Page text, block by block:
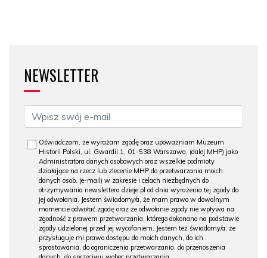
NEWSLETTER
Oświadczam, że wyrażam zgodę oraz upoważniam Muzeum
Historii Polski, ul. Gwardii 1, 01-538 Warszawa, (dalej MHP) jako
Administratora danych osobowych oraz wszelkie podmioty
działające na rzecz lub zlecenie MHP do przetwarzania moich
danych osob. (e-mail) w zakresie i celach niezbędnych do
otrzymywania newslettera dzieje.pl od dnia wyrażenia tej zgody do
jej odwołania. Jestem świadomy/a, że mam prawo w dowolnym
momencie odwołać zgodę oraz że odwołanie zgody nie wpływa na
zgodność z prawem przetwarzania, którego dokonano na podstawie
zgody udzielonej przed jej wycofaniem. Jestem też świadomy/a, że
przysługuje mi prawo dostępu do moich danych, do ich
sprostowania, do ograniczenia przetwarzania, do przenoszenia